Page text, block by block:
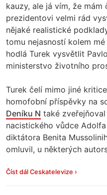
kauzy, ale já vím, že
prezidentovi velmi rád
nějaké realistické
tomu nejasností kolem
hodlá Turek vysvětlit
ministerstvo životního
Turek čelí mimo jiné
homofobní příspěvky na
Deníku N také
nacistického vůdce
diktátora Benita
omluvil, u některých
Číst dál Ceskatelevize ›